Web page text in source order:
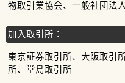
物取引業協会、一般社団法
加入取引所：
東京証券取引所、大阪取引
所、堂島取引所